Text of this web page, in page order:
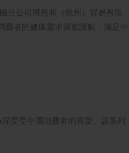
分公司博然和（杭州）貿易有限
者的健康需求保駕護航，滿足中
受受中國消費者的喜愛。該系列